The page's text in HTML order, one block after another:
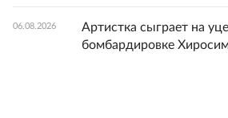
06.08.2026
Артистка сыграет на
бомбардировке